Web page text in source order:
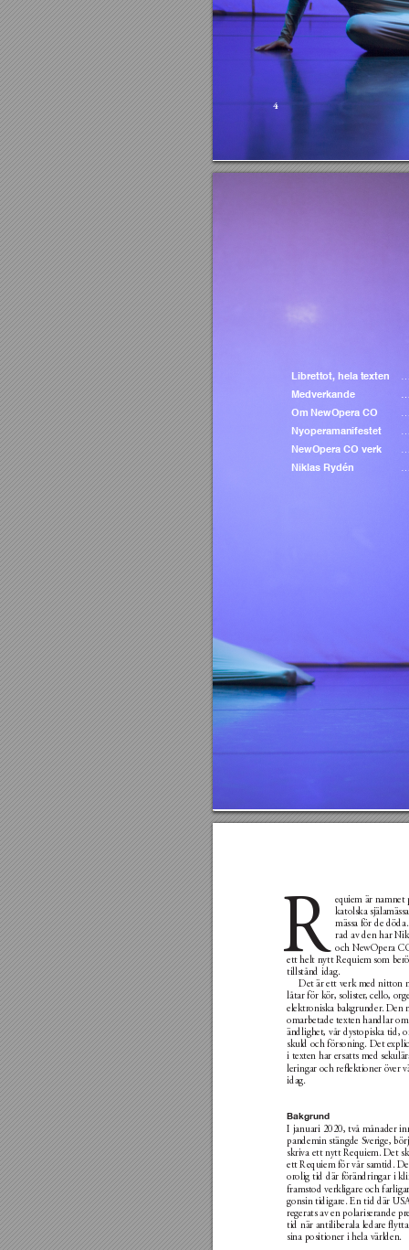
4
Librettot, hela texten
Medverkande
Om NewOpera CO
Nyoperamanifestet
NewOpera CO verk
Niklas Rydén
equiem är namnet
katolska
mässa för de
rad av den har N
och NewOpera
ett helt nytt Requiem som
tillstånd idag.
Det är ett verk med nitton
låtar för kör, solister, cello,
elektroniska bakgrunder. Den
omarbetade texten handlar
ändlighet, vår dystopiska tid,
skuld och försoning. Det
i texten har ersatts med
leringar och reﬂektioner över
idag.
Bakgrund
I januari 2020, två månader
pandemin stängde Sverige,
skriva ett nytt Requiem. Det
ett Requiem för vår samtid. D
orolig tid där förändringar i
framstod verkligare och farligar
gonsin tidigare. En tid där
regerats av en polariserande
tid när antiliberala ledare
sina positioner i hela världen.
R